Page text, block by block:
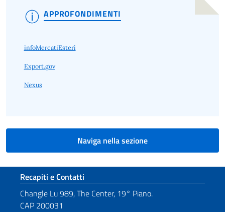
APPROFONDIMENTI
infoMercatiEsteri
Export.gov
Nexus
Naviga nella sezione
Sezione footer
Recapiti e Contatti
Changle Lu 989, The Center, 19° Piano.
CAP 200031